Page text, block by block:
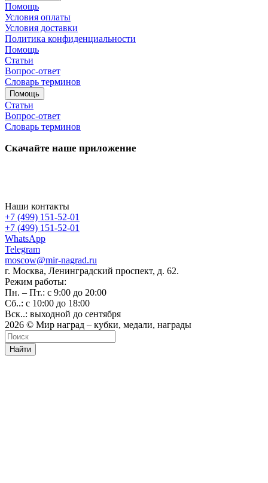
Помощь
Условия оплаты
Условия доставки
Политика конфиденциальности
Помощь
Статьи
Вопрос-ответ
Словарь терминов
Помощь
Статьи
Вопрос-ответ
Словарь терминов
Скачайте наше приложение
Наши контакты
+7 (499) 151-52-01
+7 (499) 151-52-01
WhatsApp
Telegram
moscow@mir-nagrad.ru
г. Москва, Ленинградский проспект, д. 62.
Режим работы:
Пн. – Пт.: с 9:00 до 20:00
Сб..: с 10:00 до 18:00
Вск..: выходной до сентября
2026 © Мир наград – кубки, медали, награды
Найти